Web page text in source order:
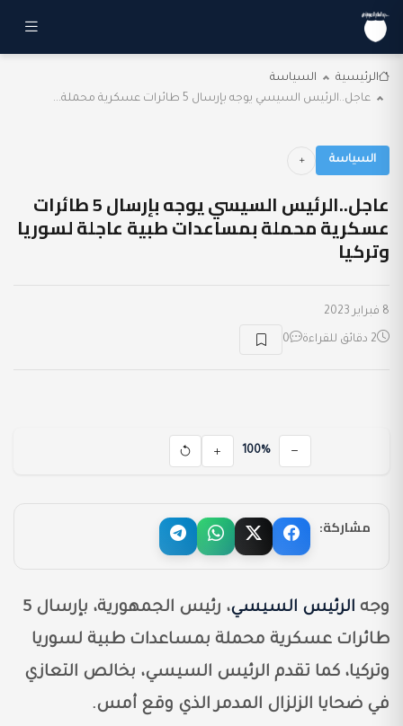
الرئيسية
السياسة
عاجل..الرئيس السيسي يوجه بإرسال 5 طائرات عسكرية محملة...
السياسة
عاجل..الرئيس السيسي يوجه بإرسال 5 طائرات
عسكرية محملة بمساعدات طبية عاجلة لسوريا
وتركيا
8 فبراير 2023
2 دقائق للقراءة 0
100%
مشاركة:
وجه الرئيس السيسي
، رئيس الجمهورية، بإرسال 5
طائرات عسكرية محملة بمساعدات طبية لسوريا
وتركيا، كما تقدم الرئيس السيسي، بخالص التعازي
في ضحايا الزلزال المدمر الذي وقع أمس.